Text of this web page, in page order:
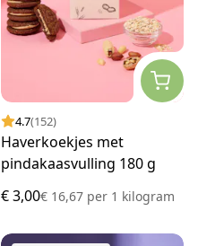
4.7(152)
Haverkoekjes met
pindakaasvulling 180 g
€ 3,00€ 16,67 per 1 kilogram